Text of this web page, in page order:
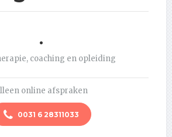
.
coaching en opleiding
online afspraken
0031 6 28311033